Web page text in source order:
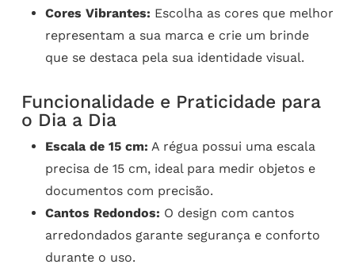
Cores Vibrantes: Escolha as cores que melhor
representam a sua marca e crie um brinde
que se destaca pela sua identidade visual.
Funcionalidade e Praticidade para
o Dia a Dia
Escala de 15 cm: A régua possui uma escala
precisa de 15 cm, ideal para medir objetos e
documentos com precisão.
Cantos Redondos: O design com cantos
arredondados garante segurança e conforto
durante o uso.